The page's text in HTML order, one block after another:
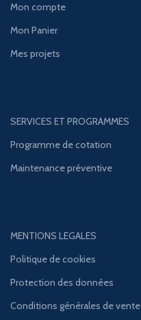
Mon compte
Mon Panier
Mes projets
SERVICES ET PROGRAMMES
Programme de cotation
Maintenance préventive
MENTIONS LEGALES
Politique de cookies
Protection des données
Conditions générales de vente